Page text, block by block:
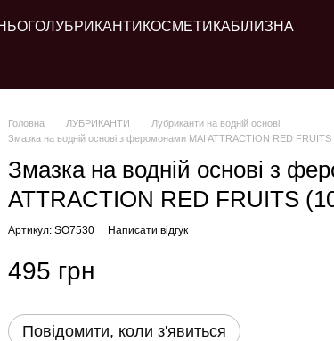
ЛУБРИКАНТИ КОСМЕТИКАБІЛИЗНА
Головна ЛУБРИКАНТИ
Лубриканти на водній основі
Змазка на водній основі з феромонами MAI ATTRACTION RED
Змазка на водній основі з
ATTRACTION RED FRUITS
Артикул: SO7530 Написати відгук
495 грн
Повідомити, коли з'явиться